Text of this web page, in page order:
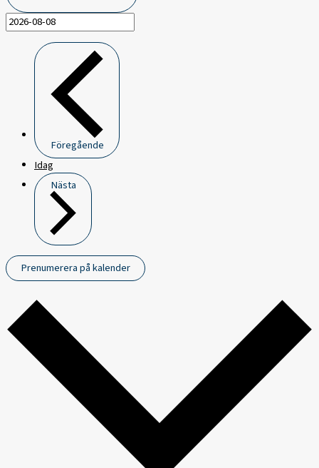
Föregående
Idag
Nästa
Prenumerera på kalender